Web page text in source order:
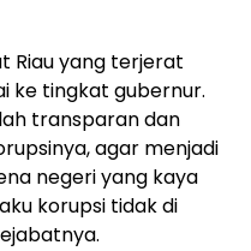
Riau yang terjerat
ke tingkat gubernur.
transparan dan
agar menjadi
negeri yang kaya
korupsi tidak di